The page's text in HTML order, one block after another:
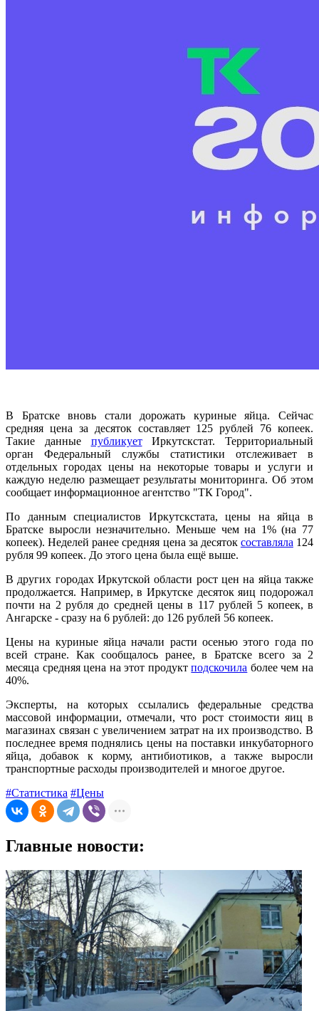
В Братске вновь стали дорожать куриные яйца. Сейчас
средняя цена за десяток составляет 125 рублей 76 копеек.
Такие данные публикуетИркутскстат. Территориальный
орган Федеральный службы статистики отслеживает в
отдельных городах цены на некоторые товары и услуги и
каждую неделю размещает результаты мониторинга. Об этом
сообщает информационное агентство "ТК Город".
По данным специалистов Иркутскстата, цены на яйца в
Братске выросли незначительно. Меньше чем на 1% (на 77
копеек). Неделей ранее средняя цена за десяток составляла 124
рубля 99 копеек. До этого цена была ещё выше.
В других городах Иркутской области рост цен на яйца также
продолжается. Например, в Иркутске десяток яиц подорожал
почти на 2 рубля до средней цены в 117 рублей 5 копеек, в
Ангарске - сразу на 6 рублей: до 126 рублей 56 копеек.
Цены на куриные яйца начали расти осенью этого года по
всей стране. Как сообщалось ранее, в Братске всего за 2
месяца средняя цена на этот продуктподскочила более чем на
40%.
Эксперты, на которых ссылались федеральные средства
массовой информации, отмечали, что рост стоимости яиц в
магазинах связан с увеличением затрат на их производство. В
последнее время поднялись цены на поставки инкубаторного
яйца, добавок к корму, антибиотиков, а также выросли
транспортные расходы производителей и многое другое.
#Статистика #Цены
Главные новости: